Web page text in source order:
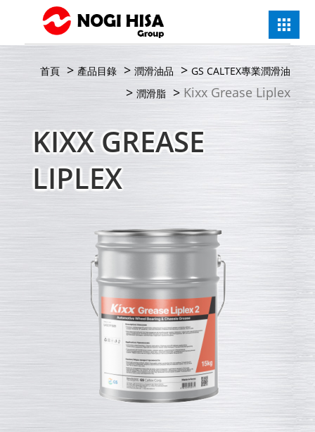
首頁 產品目錄 潤滑油品 GS CALTEX專業潤滑油
潤滑脂
Kixx Grease Liplex
KIXX GREASE
LIPLEX